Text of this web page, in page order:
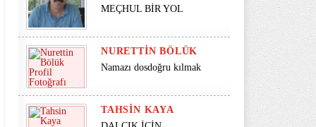
MEÇHUL BİR YOL
NURETTIN BÖLÜK
Namazı dosdoğru kılmak
TAHSIN KAYA